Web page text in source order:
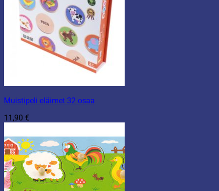
Muistipeli eläimet 32 osaa
11,90 €